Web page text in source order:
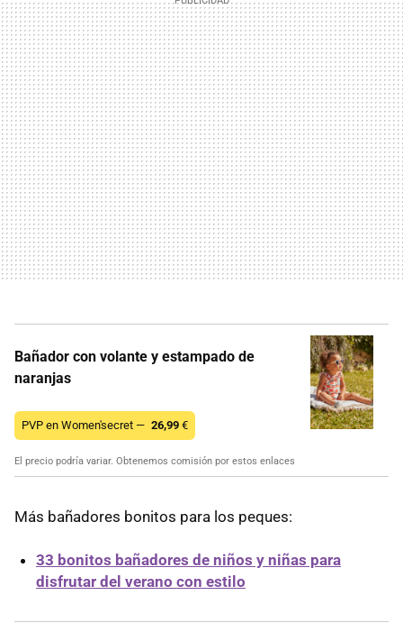
Bañador con volante y estampado de
naranjas
PVP en Women'secret — 26,99 €
El precio podría variar. Obtenemos comisión por estos enlaces
Más bañadores bonitos para los peques:
33 bonitos bañadores de niños y niñas para
disfrutar del verano con estilo